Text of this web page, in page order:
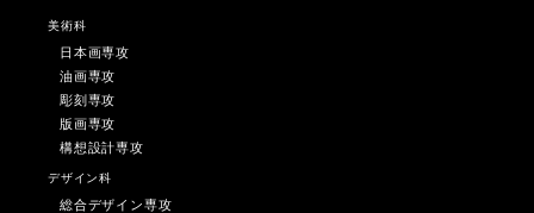
美術科
日本画専攻
油画専攻
彫刻専攻
版画専攻
構想設計専攻
デザイン科
総合デザイン専攻